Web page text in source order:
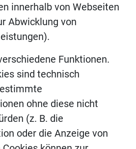
innerhalb von Webseiten
Abwicklung von
Funktionen.
sind technisch
ohne diese nicht
(z. B. die
oder die Anzeige von